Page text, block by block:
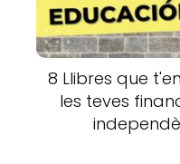
8 Llibres que
les teves